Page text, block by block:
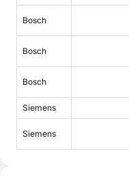
Bosch
Bosch
Bosch
Siemens
Siemens